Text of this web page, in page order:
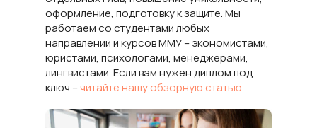
оформление, подготовку к защите. Мы
работаем со студентами любых
направлений и курсов ММУ – экономистами,
юристами, психологами, менеджерами,
лингвистами. Если вам нужен диплом под
ключ –читайте нашу обзорную статью